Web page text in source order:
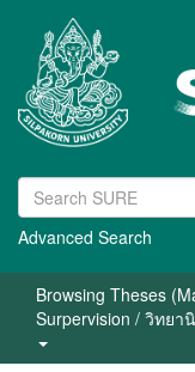
Advanced Search
Browsing Theses
Surpervision / วิทย